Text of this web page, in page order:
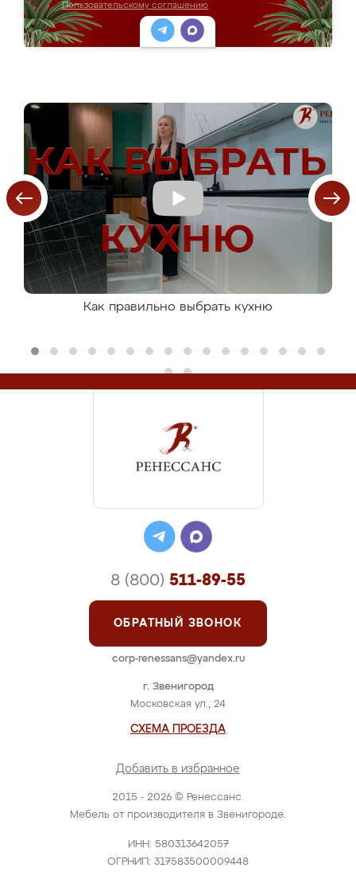
Пользовательскому соглашению
Как правильно выбрать кухню
2015 - 2026 © Ренессанс.
Мебель от производителя в Звенигороде.
ИНН: 580313642057
ОГРНИП: 317583500009448
г. Звенигород
Московская ул., 24
СХЕМА ПРОЕЗДА
Добавить в избранное
8 (800) 511-89-55
ОБРАТНЫЙ ЗВОНОК
corp-renessans@yandex.ru